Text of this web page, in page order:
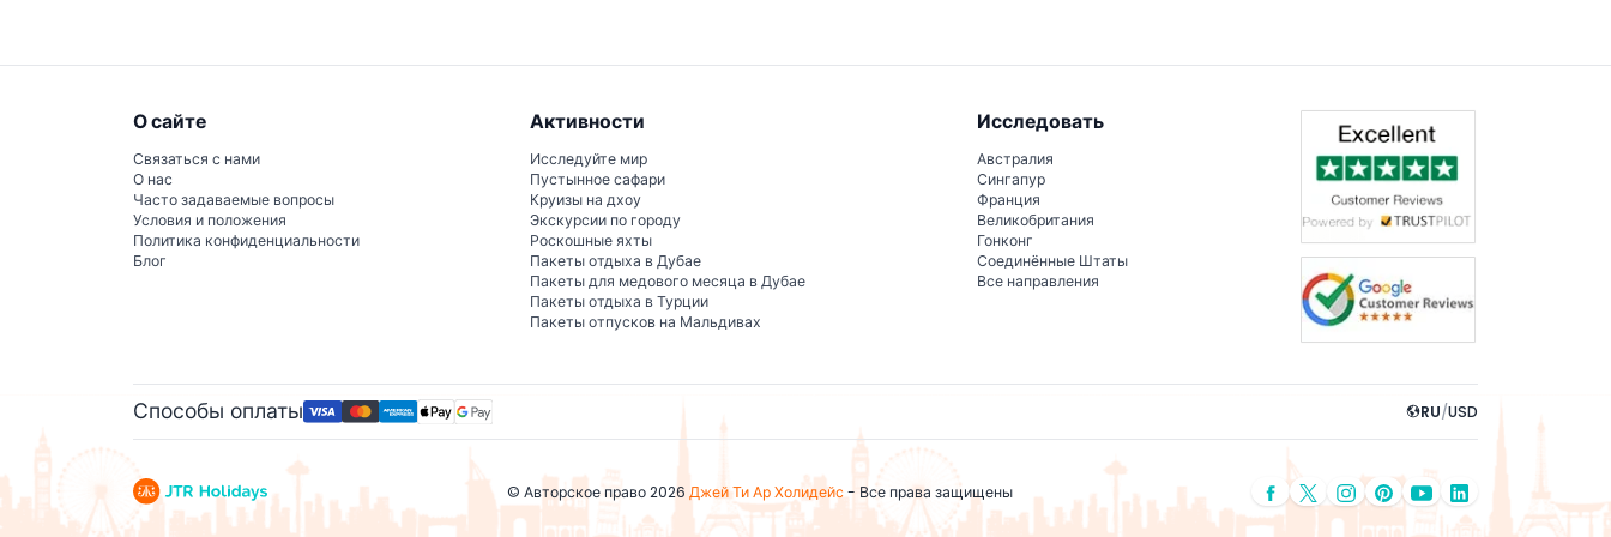
О сайте
Связаться с нами
О нас
Часто задаваемые вопросы
Условия и положения
Политика конфиденциальности
Блог
Активности
Исследуйте мир
Пустынное сафари
Круизы на дхоу
Экскурсии по городу
Роскошные яхты
Пакеты отдыха в Дубае
Пакеты для медового месяца в Дубае
Пакеты отдыха в Турции
Пакеты отпусков на Мальдивах
Исследовать
Австралия
Сингапур
Франция
Великобритания
Гонконг
Соединённые Штаты
Все направления
Способы оплаты RU/USD
© Авторское право 2026 Джей Ти Ар Холидейс- Все права защищены